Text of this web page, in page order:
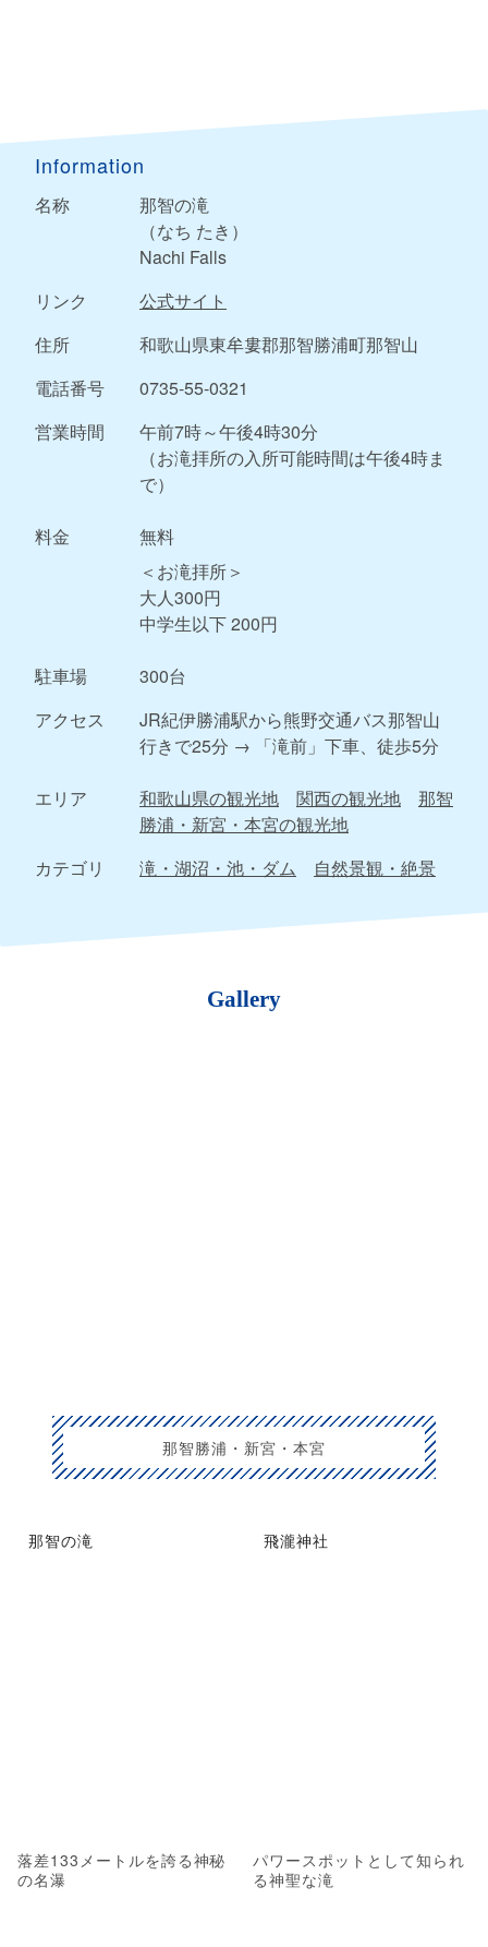
Information
名称
那智の滝
（なち たき）
Nachi Falls
リンク
公式サイト
住所
和歌山県東牟婁郡那智勝浦町那智山
電話番号
0735-55-0321
営業時間
午前7時～午後4時30分
（お滝拝所の入所可能時間は午後4時ま
で）
料金
無料
＜お滝拝所＞
大人300円
中学生以下 200円
駐車場
300台
アクセス
JR紀伊勝浦駅から熊野交通バス那智山
行きで25分 → 「滝前」下車、徒歩5分
エリア 和歌山県の観光地 関西の観光地
那智
勝浦・新宮・本宮の観光地
カテゴリ
滝・湖沼・池・ダム 自然景観・絶景
Gallery
那智勝浦・新宮・本宮
那智の滝
落差133メートルを誇る神秘
の名瀑
飛瀧神社
パワースポットとして知られ
る神聖な滝